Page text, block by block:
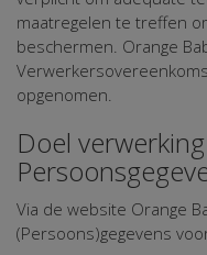
maatregelen te treffen
beschermen. Orange
opgenomen.
Doel
Via de website Orange
(Persoons)gegevens